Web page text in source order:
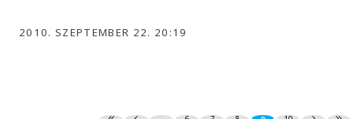
2010. SZEPTEMBER 22. 20:19